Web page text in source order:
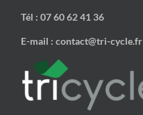
Tél : 07 60 62 41 36
E-mail : contact@tri-cycle.fr